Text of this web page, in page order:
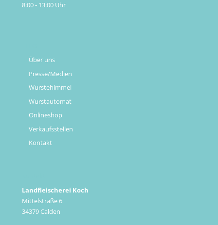
8:00 - 13:00 Uhr
Über uns
Presse/Medien
Wurstehimmel
Wurstautomat
Onlineshop
Verkaufsstellen
Kontakt
Landfleischerei Koch
Mittelstraße 6
34379 Calden